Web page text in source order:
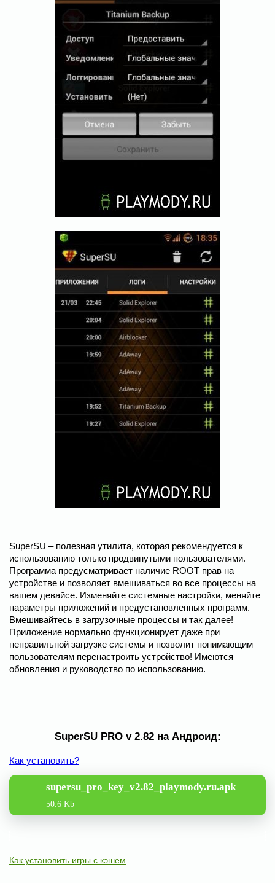
SuperSU – полезная утилита, которая рекомендуется к
использованию только продвинутыми пользователями.
Программа предусматривает наличие ROOT прав на
устройстве и позволяет вмешиваться во все процессы на
вашем девайсе. Изменяйте системные настройки, меняйте
параметры приложений и предустановленных программ.
Вмешивайтесь в загрузочные процессы и так далее!
Приложение нормально функционирует даже при
неправильной загрузке системы и позволит понимающим
пользователям перенастроить устройство! Имеются
обновления и руководство по использованию.
SuperSU PRO v 2.82 на Андроид:
Как установить?
supersu_pro_key_v2.82_playmody.ru.apk
50.6 Kb
Как установить игры с кэшем